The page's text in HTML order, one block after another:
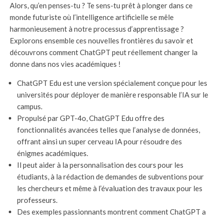
Alors, qu’en penses-tu ? Te sens-tu prêt à plonger dans ce
monde futuriste où l’intelligence artificielle se mêle
harmonieusement à notre processus d’apprentissage ?
Explorons ensemble ces nouvelles frontières du savoir et
découvrons comment ChatGPT peut réellement changer la
donne dans nos vies académiques !
ChatGPT Edu est une version spécialement conçue pour les
universités pour déployer de manière responsable l’IA sur le
campus.
Propulsé par GPT-4o, ChatGPT Edu offre des
fonctionnalités avancées telles que l’analyse de données,
offrant ainsi un super cerveau IA pour résoudre des
énigmes académiques.
Il peut aider à la personnalisation des cours pour les
étudiants, à la rédaction de demandes de subventions pour
les chercheurs et même à l’évaluation des travaux pour les
professeurs.
Des exemples passionnants montrent comment ChatGPT a